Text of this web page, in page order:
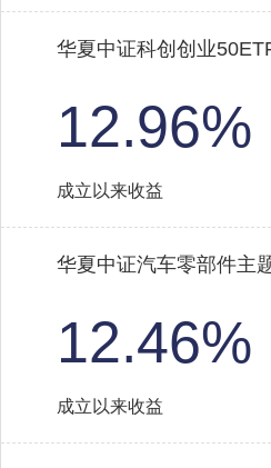
华夏中证科创创业
12.96%
成立以来收益
华夏中证汽车零部件主
12.46%
成立以来收益